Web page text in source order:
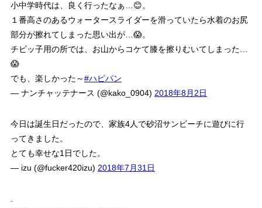
小中学時代は、良く行ったなぁ…😊。
１番高さのあるウォータースライダーを滑っていたら水着のお尻
部分が擦れてしまった思い出が…😱。
チビッ子用の所では、お山からコケて膝を擦りむいてしまった…
😱
でも、楽しかった～#ハピパン
— ナンチャッテナース (@kako_0904) 2018年8月2日
今日は誕生日だったので、家族4人で砂沼サンビーチに遊びに行
ってきました。
とても幸せな1日でした。
— izu (@fucker420izu) 2018年7月31日
.